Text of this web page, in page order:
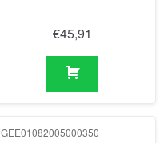
€45,91
GEE01082005000350